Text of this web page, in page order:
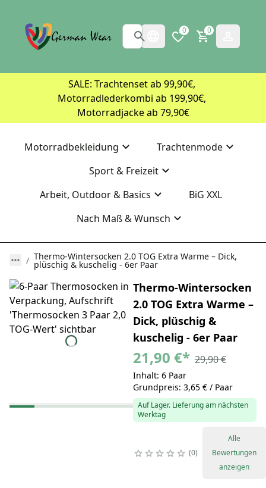
0 0
SALE: Trachtenset ab 99,90€,
Motorradlederkombi ab 199,90€,
Motorradjacke ab 79,90€
Motorradbekleidung
Trachtenmode
Sport & Freizeit
Arbeit, Outdoor & Basics
BiG XXL
Nach Maß & Wunsch
Thermo-Wintersocken 2.0 TOG Extra Warme – Dick,
plüschig & kuschelig - 6er Paar
Thermo-Wintersocken
2.0 TOG Extra Warme –
Dick, plüschig &
kuschelig - 6er Paar
21,90 €* 29,90 €
Inhalt: 6 Paar
Grundpreis: 3,65 € / Paar
Auf Lager. Lieferung am nächsten
Werktag
0
Alle
Bewertungen
anzeigen